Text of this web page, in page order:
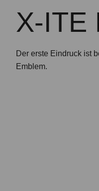
X-ITE
Der erste Eindruck ist
Emblem.